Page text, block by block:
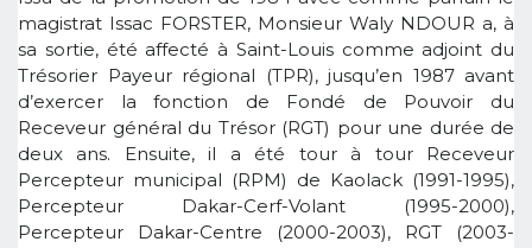
magistrat Issac FORSTER, Monsieur Waly NDOUR a, à
sa sortie, été affecté à Saint-Louis comme adjoint du
Trésorier Payeur régional (TPR), jusqu’en 1987 avant
d’exercer la fonction de Fondé de Pouvoir du
Receveur général du Trésor (RGT) pour une durée de
deux ans. Ensuite, il a été tour à tour Receveur
Percepteur municipal (RPM) de Kaolack (1991-1995),
Percepteur Dakar-Cerf-Volant (1995-2000),
Percepteur Dakar-Centre (2000-2003), RGT (2003-